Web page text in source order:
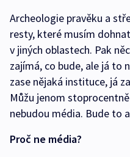
Archeologie pravěku a
resty, které musím
v jiných oblastech. Pak
zajímá, co bude, ale já to
zase nějaká instituce, já
Můžu jenom
nebudou média. Bude to
Proč ne média?